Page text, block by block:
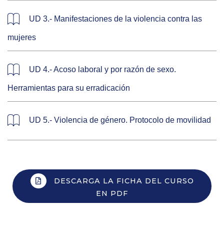
UD 3.- Manifestaciones de la violencia contra las
mujeres
UD 4.- Acoso laboral y por razón de sexo.
Herramientas para su erradicación
UD 5.- Violencia de género. Protocolo de movilidad
DESCARGA LA FICHA DEL CURSO
EN PDF